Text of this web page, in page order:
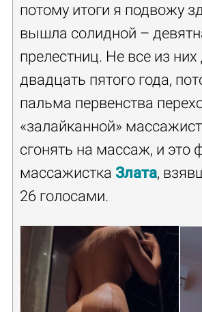
потому итоги я подвожу
вышла солидной –
прелестниц. Не все из
двадцать пятого года,
пальма первенства
«залайканной»
сгонять на массаж, и это
массажистка Злата,
26 голосами.